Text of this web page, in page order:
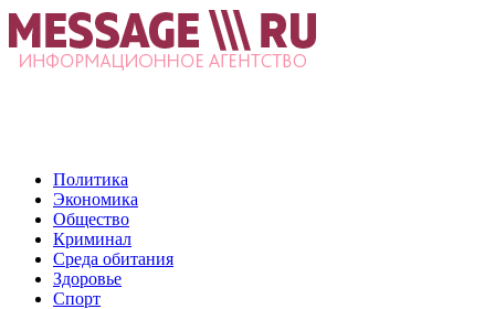
Политика
Экономика
Общество
Криминал
Среда обитания
Здоровье
Спорт